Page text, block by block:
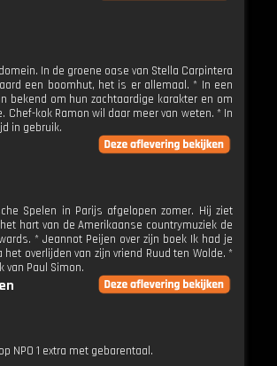
In de groene oase van Stella Carpintera
een boomhut, het is er allemaal. * In een
bekend om hun zachtaardige karakter en om
kok Ramon wil daar meer van weten. * In
in gebruik.
Spelen in Parijs afgelopen zomer. Hij ziet
hart van de Amerikaanse countrymuziek de
* Jeannot Peijen over zijn boek Ik had je
overlijden van zijn vriend Ruud ten Wolde. *
van Paul Simon.
NPO 1 extra met gebarentaal.